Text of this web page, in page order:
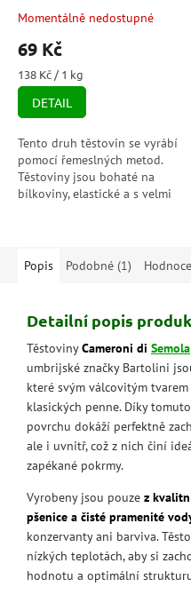
Průměrné
produktu
je
5,0
5
hvězdiček.
Momentálně nedostupné
69 Kč
Měrná
cena:
138 Kč / 1 kg
DETAIL
Tento druh těstovin se vyrábí
pomocí řemeslných metod.
Těstoviny jsou bohaté na
bílkoviny, elastické a s velmi
Popis
Podobné (1)
Detailní popis
TěstovinyCameroni di Semola
umbrijské značky Bartolini
které svým válcovitým
klasických penne. Díky
povrchu dokáží perfektně
ale i uvnitř, což z nich činí
zapékané pokrmy.
Vyrobeny jsou pouze z
pšenice a čisté pramenité
konzervanty ani barviva.
nízkých teplotách, aby si
hodnotu a optimální